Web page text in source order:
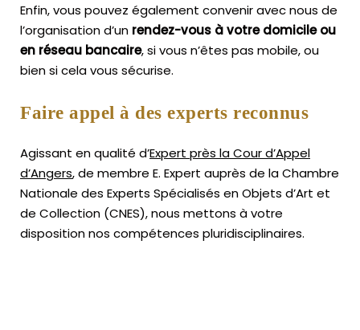
Enfin, vous pouvez également convenir avec nous de
l’organisation d’un rendez-vous à votre domicile ou
en réseau bancaire, si vous n’êtes pas mobile, ou
bien si cela vous sécurise.
Faire appel à des experts reconnus
Agissant en qualité d’Expert près la Cour d’Appel
d’Angers, de membre E. Expert auprès de laChambre
Nationale des Experts Spécialisés en Objets d’Art et
de Collection (CNES),nous mettons à votre
disposition nos compétences pluridisciplinaires.